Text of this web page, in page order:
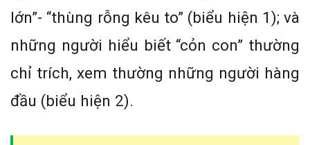
lớn”- “thùng rỗng kêu to” (biểu hiện 1); và
những người hiểu biết “cỏn con” thường
chỉ trích, xem thường những người hàng
đầu (biểu hiện 2).